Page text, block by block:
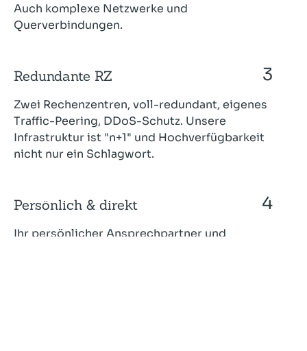
Auch komplexe Netzwerke und
Querverbindungen.
Redundante RZ
Zwei Rechenzentren, voll-redundant, eigenes
Traffic-Peering, DDoS-Schutz. Unsere
Infrastruktur ist "n+1" und Hochverfügbarkeit
nicht nur ein Schlagwort.
Persönlich & direkt
Ihr persönlicher Ansprech­partner und